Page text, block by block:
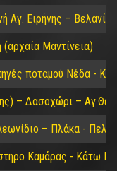
Ειρήνης –
Μαντίνεια)
ποταμού Νέδα -
– Δασοχώρι –
– Πλάκα -
Καμάρας - Κάτω